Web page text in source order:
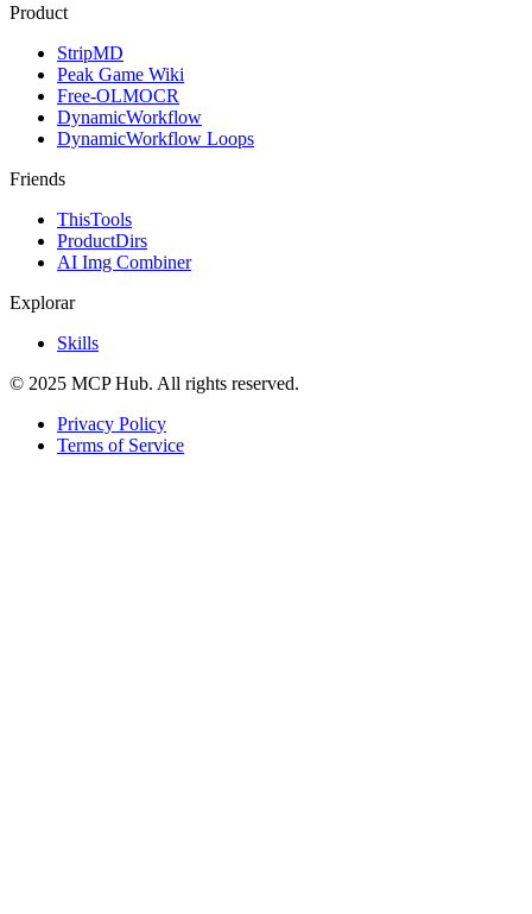
Product
StripMD
Peak Game Wiki
Free-OLMOCR
DynamicWorkflow
DynamicWorkflow Loops
Friends
ThisTools
ProductDirs
AI Img Combiner
Explorar
Skills
© 2025 MCP Hub. All rights reserved.
Privacy Policy
Terms of Service